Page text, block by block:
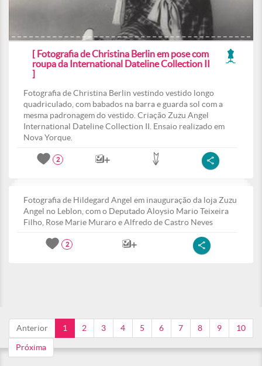
[ Fotografia de Christina Berlin em pose com
roupa da International Dateline Collection II
]
Fotografia de Christina Berlin vestindo vestido longo
quadriculado, com babados na barra e guarda sol com a
mesma padronagem do vestido. Criação Zuzu Angel
International Dateline Collection II. Ensaio realizado em
Nova Yorque.
2
Fotografia de Hildegard Angel em inauguração da loja Zuzu
Angel no Leblon, com o Deputado Aloysio Mario Teixeira
Filho, Rose Marie Muraro e Alfredo de Castro Neves
2
Anterior 1 2 3 4 5 6 7 8 9 10
Próxima